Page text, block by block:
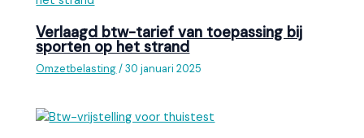
Verlaagd btw-tarief van toepassing bij
sporten op het strand
Omzetbelasting/30 januari 2025